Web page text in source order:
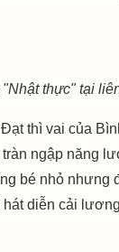
thực" tại
thì vai của
ngập năng
bé nhỏ nhưng
hát diễn cải